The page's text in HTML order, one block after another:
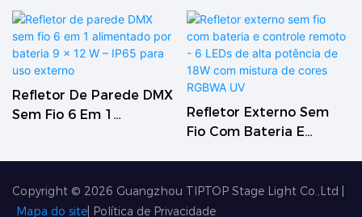
Refletor De Parede DMX
Sem Fio 6 Em 1
Refletor Externo Sem
Fio Com Bateria E
De 18W Com Mistura De
Cores RGBWA UV
Copyright © 2026 Guangzhou TIPTOP Stage Light Co.,Ltd
Mapa do site Política de Privacidade